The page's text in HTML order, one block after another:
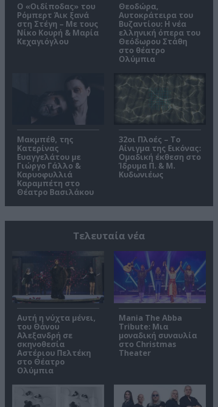
O «Οιδίποδας» του
Ρόμπερτ Άικ ξανά
στη Στέγη – Με τους
Νίκο Κουρή & Μαρία
Κεχαγιόγλου
Θεοδώρα,
Αυτοκράτειρα του
Βυζαντίου: Η νέα
ελληνική όπερα του
Θεόδωρου Στάθη
στο θέατρο
Ολύμπια
Μακμπέθ, της
Κατερίνας
Ευαγγελάτου με
Γιώργο Γάλλο &
Καρυοφυλλιά
Καραμπέτη στο
Θέατρο Βασιλάκου
32οι Πλοές – Το
Αίνιγμα της Εικόνας:
Ομαδική έκθεση στο
Ίδρυμα Π. & Μ.
Κυδωνιέως
Τελευταία νέα
Αυτή η νύχτα μένει,
του Θάνου
Αλεξανδρή σε
σκηνοθεσία
Αστέριου Πελτέκη
στο Θέατρο
Ολύμπια
Mania The Abba
Tribute: Μια
μοναδική συναυλία
στο Christmas
Theater